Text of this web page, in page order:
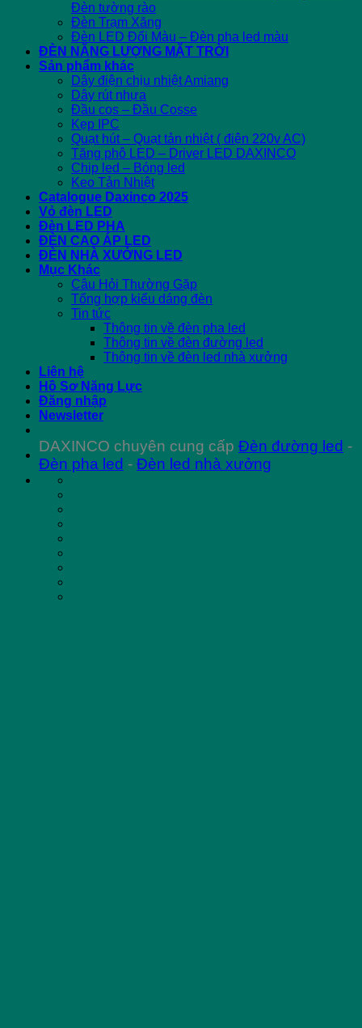
Đèn tường rào
Đèn Trạm Xăng
Đèn LED Đổi Màu – Đèn pha led màu
ĐÈN NĂNG LƯỢNG MẶT TRỜI
Sản phẩm khác
Dây điện chịu nhiệt Amiang
Dây rút nhựa
Đầu cos – Đầu Cosse
Kẹp IPC
Quạt hút – Quạt tản nhiệt ( điện 220v AC)
Tăng phô LED – Driver LED DAXINCO
Chip led – Bóng led
Keo Tản Nhiệt
Catalogue Daxinco 2025
Vỏ đèn LED
Đèn LED PHA
ĐÈN CAO ÁP LED
ĐÈN NHÀ XƯỞNG LED
Mục Khác
Câu Hỏi Thường Gặp
Tổng hợp kiểu dáng đèn
Tin tức
Thông tin về đèn pha led
Thông tin về đèn đường led
Thông tin về đèn led nhà xưởng
Liên hệ
Hồ Sơ Năng Lực
Đăng nhập
Newsletter
DAXINCO chuyên cung cấp Đèn đường led -
Đèn pha led - Đèn led nhà xưởng